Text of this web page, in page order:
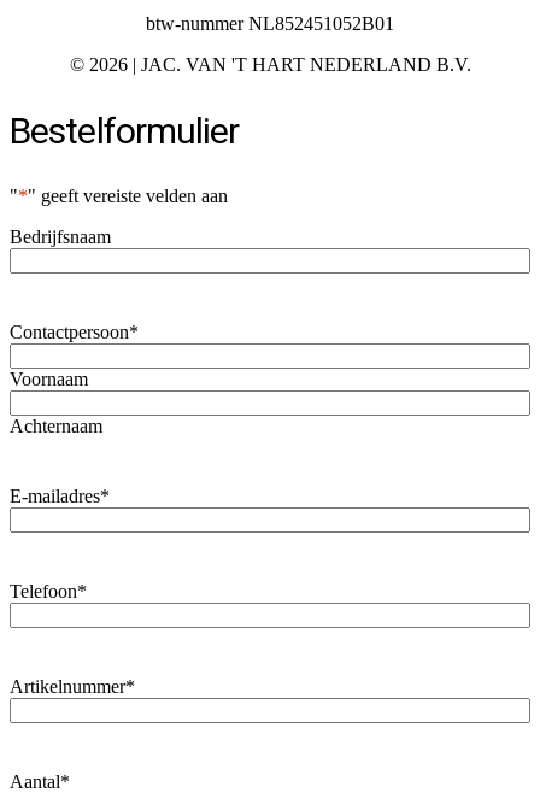
btw-nummer NL852451052B01
© 2026 | JAC. VAN 'T HART NEDERLAND B.V.
Bestelformulier
"*" geeft vereiste velden aan
Bedrijfsnaam
Contactpersoon*
Voornaam
Achternaam
E-mailadres*
Telefoon*
Artikelnummer*
Aantal*